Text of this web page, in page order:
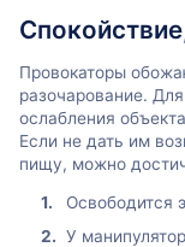
Провокаторы
разочарование.
ослабления
Если не дать им
пищу, можно
Освободится
У